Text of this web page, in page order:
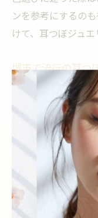
ンを参考にするの
けて、耳つぼジュ
堺市で流行の耳つ
大阪府堺市では、
のカラーが注目さ
シルバーの王道カ
ン入りデザインが
よっては、季節限
っており、口コミ
堺市のサロンでは、